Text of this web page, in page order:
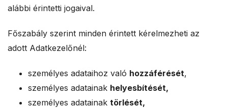
alábbi érintetti jogaival.
Főszabály szerint minden érintett kérelmezheti az
adott Adatkezelőnél:
személyes adataihoz való hozzáférését,
személyes adatainak helyesbítését,
személyes adatainak törlését,